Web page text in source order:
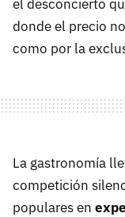
el desconcierto
donde el precio
como por la
La gastronomía
competición
populares en